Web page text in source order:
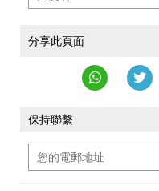
分享此頁面
保持聯繫